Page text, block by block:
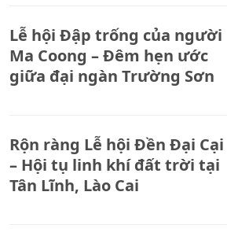
Lễ hội Đập trống của người
Ma Coong – Đêm hẹn ước
giữa đại ngàn Trường Sơn
Rộn ràng Lễ hội Đền Đại Cại
– Hội tụ linh khí đất trời tại
Tân Lĩnh, Lào Cai